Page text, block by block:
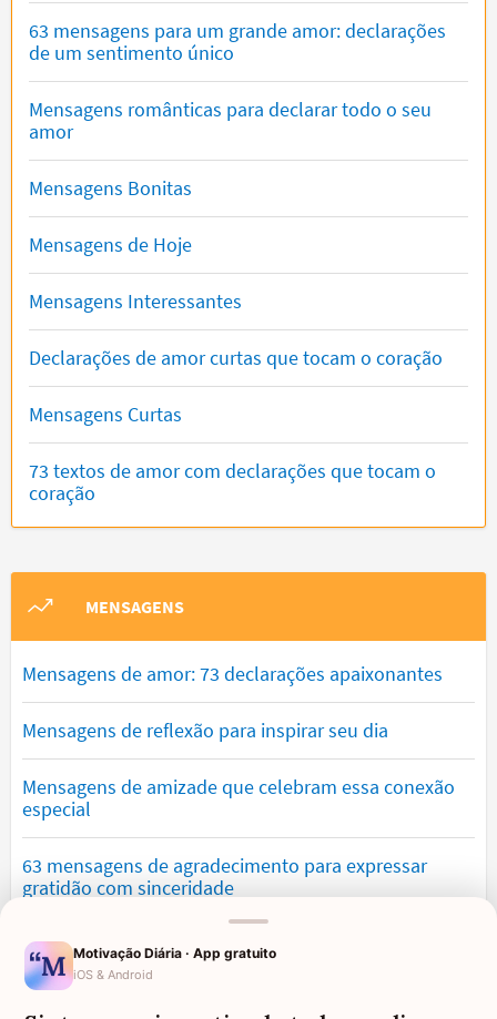
63 mensagens para um grande amor: declarações
de um sentimento único
Mensagens românticas para declarar todo o seu
amor
Mensagens Bonitas
Mensagens de Hoje
Mensagens Interessantes
Declarações de amor curtas que tocam o coração
Mensagens Curtas
73 textos de amor com declarações que tocam o
coração
MENSAGENS
Mensagens de amor: 73 declarações apaixonantes
Mensagens de reflexão para inspirar seu dia
Mensagens de amizade que celebram essa conexão
especial
63 mensagens de agradecimento para expressar
gratidão com sinceridade
Mensagens de saudade que tocam o coração e
expressam falta
Motivação Diária · App gratuito
iOS & Android